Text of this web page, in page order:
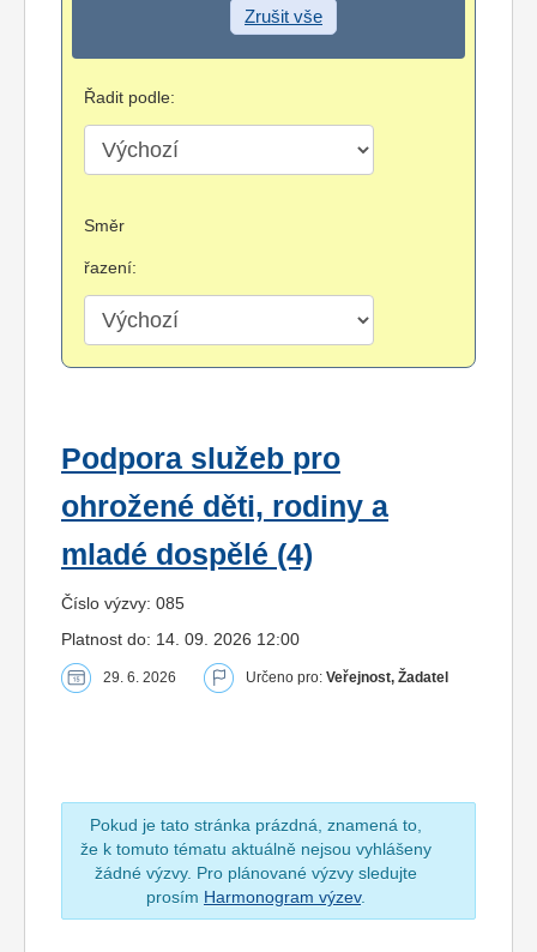
Zrušit vše
Řadit podle:
Směr
řazení:
Podpora služeb pro
ohrožené děti, rodiny a
mladé dospělé (4)
Číslo výzvy: 085
Platnost do: 14. 09. 2026 12:00
29. 6. 2026 Určeno pro: Veřejnost, Žadatel
Pokud je tato stránka prázdná, znamená to,
že k tomuto tématu aktuálně nejsou vyhlášeny
žádné výzvy. Pro plánované výzvy sledujte
prosím Harmonogram výzev.